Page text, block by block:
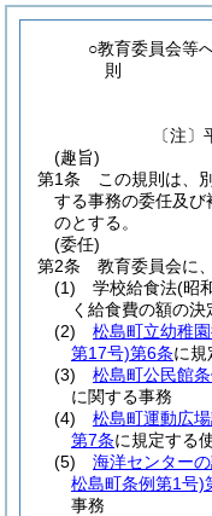
○教育委員会等
則
〔注
(趣旨)
第1条
この規則は、
する事務の委任及び
のとする。
(委任)
第2条
教育委員会に
(1)
学校給食法(昭
く給食費の額の
(2)
松島町立幼稚
第17号)第6条に規
(3)
松島町公民館条
に関する事務
(4)
松島町運動広
第7条に規定する
(5)
海洋センター
松島町条例第1号)
事務